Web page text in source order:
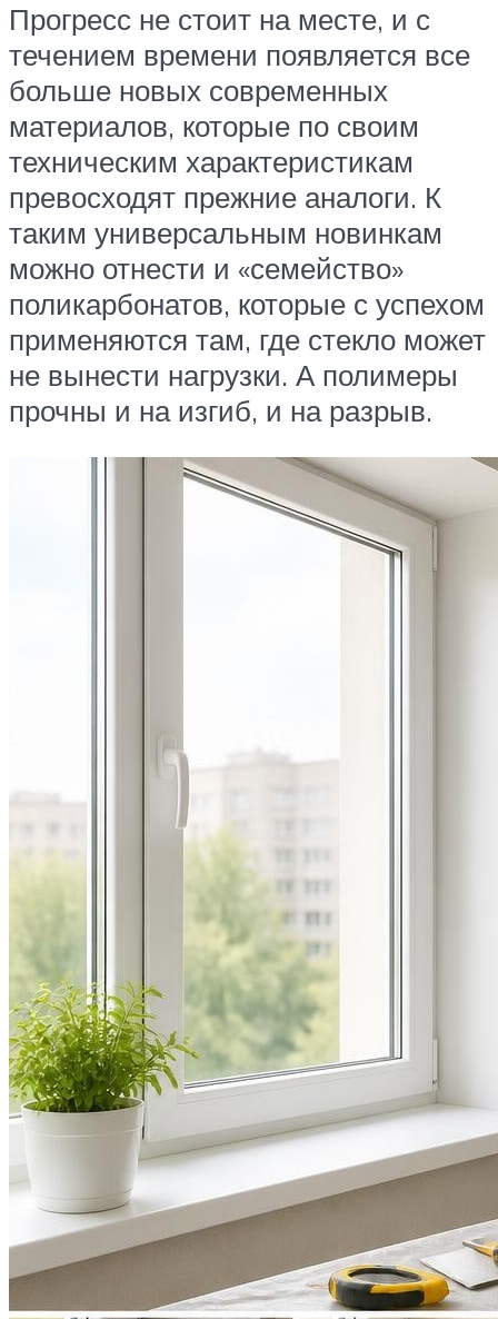
Прогресс не стоит на месте, и с
течением времени появляется все
больше новых современных
материалов, которые по своим
техническим характеристикам
превосходят прежние аналоги. К
таким универсальным новинкам
можно отнести и «семейство»
поликарбонатов, которые с успехом
применяются там, где стекло может
не вынести нагрузки. А полимеры
прочны и на изгиб, и на разрыв.